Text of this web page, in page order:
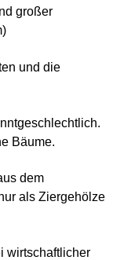
großer
und die
Bäume.
dem
als Ziergehölze
wirtschaftlicher